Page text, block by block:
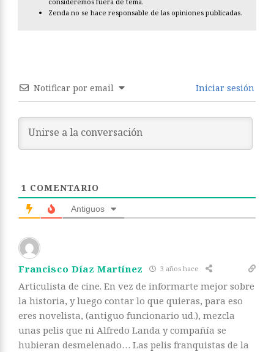
Zenda no se hace responsable de las opiniones publicadas.
Notificar por email Iniciar sesión
1 COMENTARIO
Antiguos
Francisco Díaz Martínez 3 años hace
Articulista de cine. En vez de informarte mejor sobre
la historia, y luego contar lo que quieras, para eso
eres novelista, (antiguo funcionario ud.), mezcla
unas pelis que ni Alfredo Landa y compañía se
hubieran desmelenado… Las pelis franquistas de la